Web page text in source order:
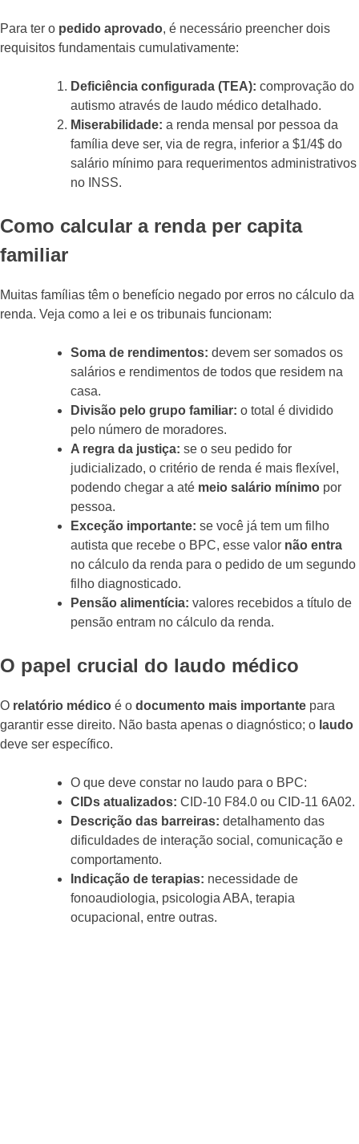
Para ter o pedido aprovado, é necessário preencher dois
requisitos fundamentais cumulativamente:
Deficiência configurada (TEA): comprovação do
autismo através de laudo médico detalhado.
Miserabilidade: a renda mensal por pessoa da
família deve ser, via de regra, inferior a $1/4$ do
salário mínimo para requerimentos administrativos
no INSS.
Como calcular a renda per capita
familiar
Muitas famílias têm o benefício negado por erros no cálculo da
renda. Veja como a lei e os tribunais funcionam:
Soma de rendimentos: devem ser somados os
salários e rendimentos de todos que residem na
casa.
Divisão pelo grupo familiar: o total é dividido
pelo número de moradores.
A regra da justiça: se o seu pedido for
judicializado, o critério de renda é mais flexível,
podendo chegar a até meio salário mínimo por
pessoa.
Exceção importante: se você já tem um filho
autista que recebe o BPC, esse valor não entra
no cálculo da renda para o pedido de um segundo
filho diagnosticado.
Pensão alimentícia: valores recebidos a título de
pensão entram no cálculo da renda.
O papel crucial do laudo médico
O relatório médico é o documento mais importante para
garantir esse direito. Não basta apenas o diagnóstico; o laudo
deve ser específico.
O que deve constar no laudo para o BPC:
CIDs atualizados: CID-10 F84.0 ou CID-11 6A02.
Descrição das barreiras: detalhamento das
dificuldades de interação social, comunicação e
comportamento.
Indicação de terapias: necessidade de
fonoaudiologia, psicologia ABA, terapia
ocupacional, entre outras.